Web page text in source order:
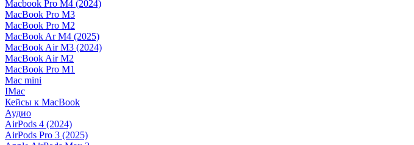
Macbook Pro M4 (2024)
MacBook Pro M3
MacBook Pro M2
MacBook Ar M4 (2025)
MacBook Air M3 (2024)
MacBook Air M2
MacBook Pro M1
Mac mini
IMac
Кейсы к MacBook
Аудио
AirPods 4 (2024)
AirPods Pro 3 (2025)